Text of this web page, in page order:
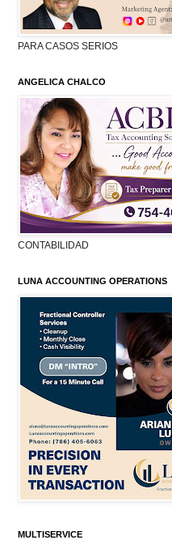
PARA CASOS SERIOS
ANGELICA CHALCO
CONTABILIDAD
LUNA ACCOUNTING OPERATIONS
MULTISERVICE